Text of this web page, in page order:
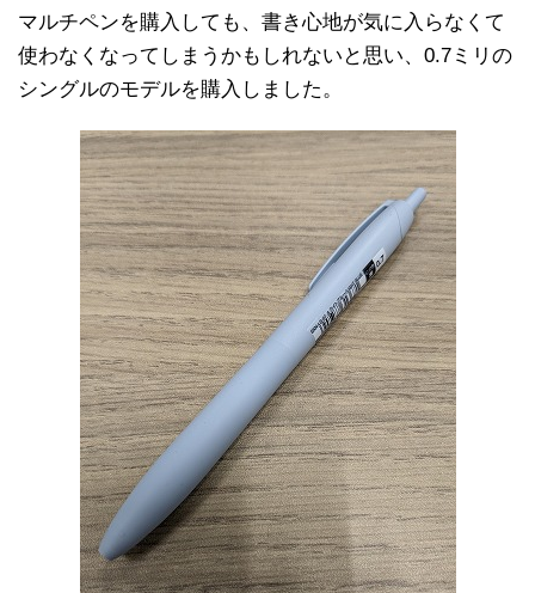
マルチペンを購入しても、書き心地が気に入らなくて
使わなくなってしまうかもしれないと思い、0.7ミリの
シングルのモデルを購入しました。